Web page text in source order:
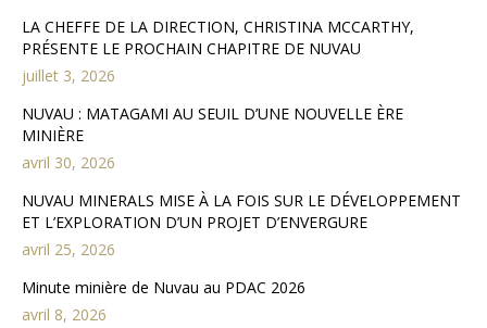
LA CHEFFE DE LA DIRECTION, CHRISTINA MCCARTHY,
PRÉSENTE LE PROCHAIN CHAPITRE DE NUVAU
juillet 3, 2026
NUVAU : MATAGAMI AU SEUIL D’UNE NOUVELLE ÈRE
MINIÈRE
avril 30, 2026
NUVAU MINERALS MISE À LA FOIS SUR LE DÉVELOPPEMENT
ET L’EXPLORATION D’UN PROJET D’ENVERGURE
avril 25, 2026
Minute minière de Nuvau au PDAC 2026
avril 8, 2026